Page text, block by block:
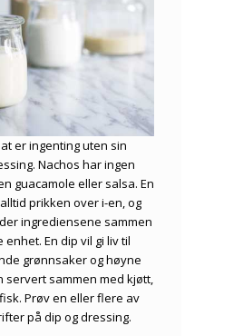
er ingenting uten sin
Nachos har ingen
guacamole eller salsa. En
prikken over i-en, og
ingrediensene sammen
En dip vil gi liv til
grønnsaker og høyne
servert sammen med kjøtt,
Prøv en eller flere av
på dip og dressing.